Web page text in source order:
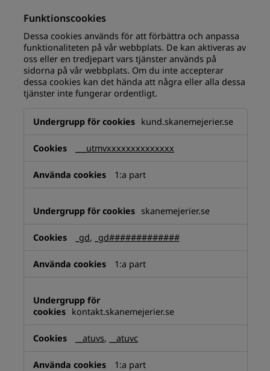
Funktionscookies
Dessa cookies används för att förbättra och anpassa
funktionaliteten på vår webbplats. De kan aktiveras av
oss eller en tredjepart vars tjänster används på
sidorna på vår webbplats. Om du inte accepterar
dessa cookies kan det hända att några eller alla dessa
tjänster inte fungerar ordentligt.
kund.skanemejerier.se
___utmvxxxxxxxxxxxxxx
1:a part
skanemejerier.se
_gd, _gd#############
1:a part
kontakt.skanemejerier.se
__atuvs, __atuvc
1:a part